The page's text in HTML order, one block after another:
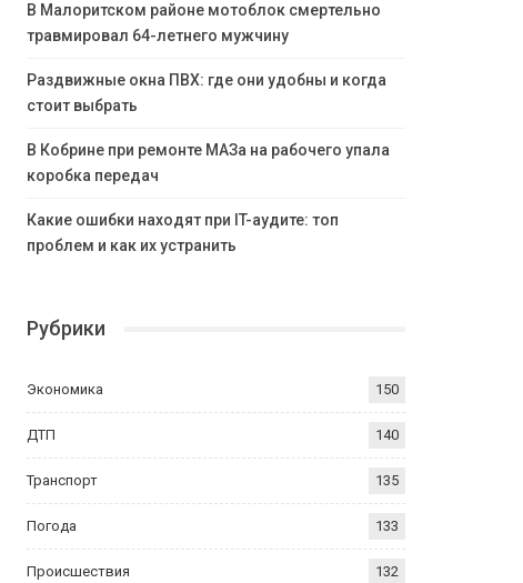
В Малоритском районе мотоблок смертельно
травмировал 64-летнего мужчину
Раздвижные окна ПВХ: где они удобны и когда
стоит выбрать
В Кобрине при ремонте МАЗа на рабочего упала
коробка передач
Какие ошибки находят при IT-аудите: топ
проблем и как их устранить
Рубрики
Экономика 150
ДТП 140
Транспорт 135
Погода 133
Происшествия 132